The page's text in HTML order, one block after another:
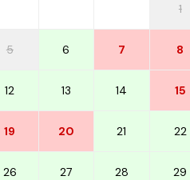
1
5 6 7 8
12 13 14 15
19 20 21 22
26 27 28 29